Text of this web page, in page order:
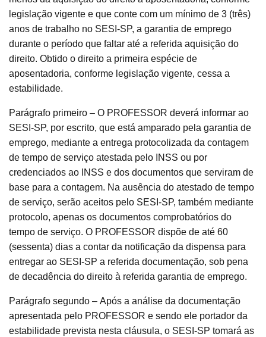
legislação vigente e que conte com um mínimo de 3 (três)
anos de trabalho no SESI-SP, a garantia de emprego
durante o período que faltar até a referida aquisição do
direito. Obtido o direito a primeira espécie de
aposentadoria, conforme legislação vigente, cessa a
estabilidade.
Parágrafo primeiro – O PROFESSOR deverá informar ao
SESI-SP, por escrito, que está amparado pela garantia de
emprego, mediante a entrega protocolizada da contagem
de tempo de serviço atestada pelo INSS ou por
credenciados ao INSS e dos documentos que serviram de
base para a contagem. Na ausência do atestado de tempo
de serviço, serão aceitos pelo SESI-SP, também mediante
protocolo, apenas os documentos comprobatórios do
tempo de serviço. O PROFESSOR dispõe de até 60
(sessenta) dias a contar da notificação da dispensa para
entregar ao SESI-SP a referida documentação, sob pena
de decadência do direito à referida garantia de emprego.
Parágrafo segundo – Após a análise da documentação
apresentada pelo PROFESSOR e sendo ele portador da
estabilidade prevista nesta cláusula, o SESI-SP tomará as